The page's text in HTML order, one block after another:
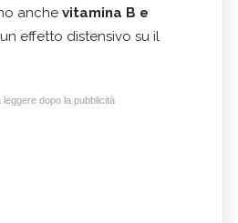
anche vitamina B e
effetto distensivo su il
leggere dopo la pubblicità